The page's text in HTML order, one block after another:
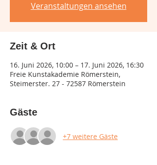
Veranstaltungen ansehen
Zeit & Ort
16. Juni 2026, 10:00 – 17. Juni 2026, 16:30
Freie Kunstakademie Römerstein,
Steimerster. 27 - 72587 Römerstein
Gäste
+7 weitere Gäste